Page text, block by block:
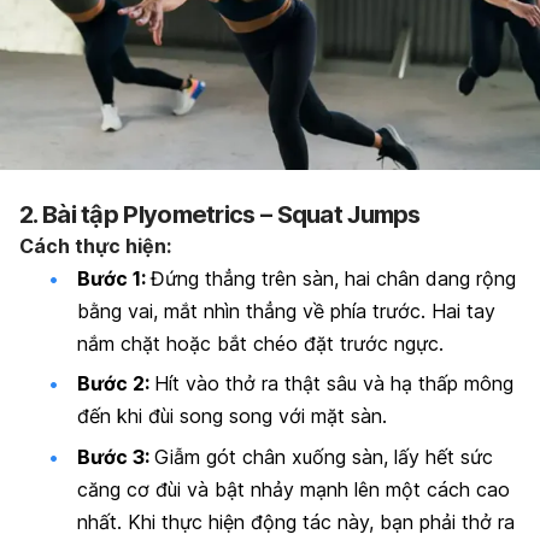
2. Bài tập Plyometrics – Squat Jumps
Cách thực hiện:
Bước 1:Đứng thẳng trên sàn, hai chân dang rộng
bằng vai, mắt nhìn thẳng về phía trước. Hai tay
nắm chặt hoặc bắt chéo đặt trước ngực.
Bước 2: Hít vào thở ra thật sâu và hạ thấp mông
đến khi đùi song song với mặt sàn.
Bước 3: Giẫm gót chân xuống sàn, lấy hết sức
căng cơ đùi và bật nhảy mạnh lên một cách cao
nhất. Khi thực hiện động tác này, bạn phải thở ra